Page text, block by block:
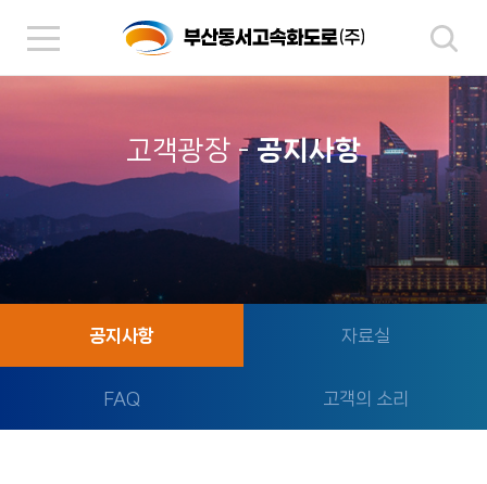
고객광장 -공지사항
공지사항 자료실
FAQ 고객의 소리